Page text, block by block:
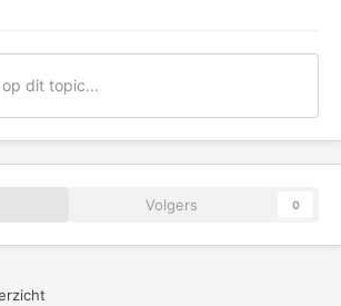
op dit topic...
Volgers 0